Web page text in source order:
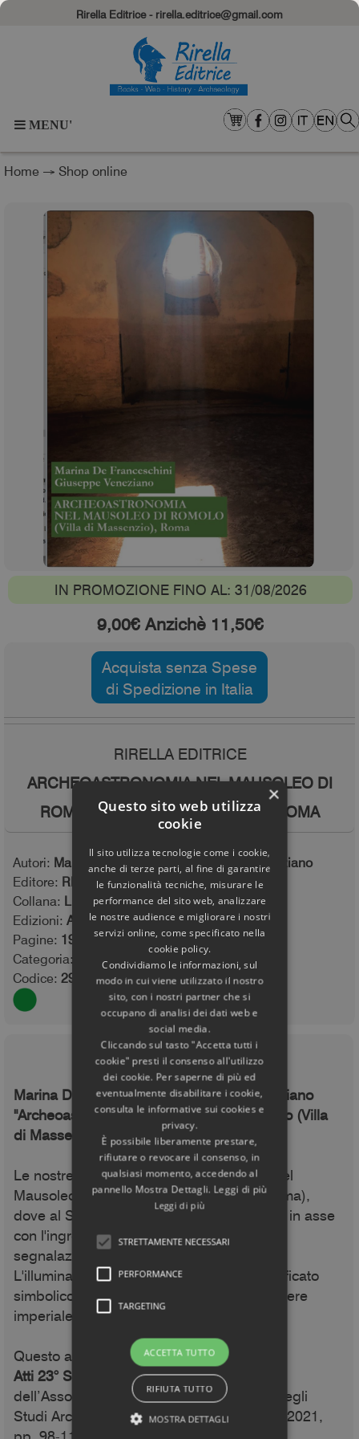
Rirella Editrice - rirella.editrice@gmail.com
MENU'
Home → Shop online
IN PROMOZIONE FINO AL: 31/08/2026
9,00€ Anzichè 11,50€
Acquista senza Spese
di Spedizione in Italia
RIRELLA EDITRICE
ARCHEOASTRONOMIA NEL MAUSOLEO DI
ROMOLO (VILLA DI MASSENZIO) ROMA
Autori: Marina De Franceschini Giuseppe Veneziano
Editore: RIRELLA EDITRICE
Collana: Libri acquistabili qui
Edizioni:ALSSA
Pagine: 19 - Immagini:23
Categoria:
Archeoastronomia
Codice:2912 - Part: 0011
Marina De Franceschini - Giuseppe Veneziano
"Archeoastronomia nel Mausoleo di Romolo (Villa
di Massenzio) Roma"
Le nostre scoperte di Archeoastronomia nel
Mausoleo di Romolo sulla via Appia (a Roma),
dove al Solstizio d'inverno il Sole tramonta in asse
con l'ingresso principale, grazie ad una
segnalazione del professor Brunelli.
L'illuminazione aveva un ben preciso significato
simbolico legato alla legittimazione del potere
imperiale.
Questo articolo è stato pubblicato negli
Atti 23° Seminario di Archeoastronomia
dell’Associazione Ligure per lo Sviluppo degli
Studi Archeoastronomici (ALSSA) Genova 2021,
×
Questo sito web utilizza
cookie
Il sito utilizza tecnologie come i cookie,
anche di terze parti, al fine di garantire
le funzionalità tecniche, misurare le
performance del sito web, analizzare
le nostre audience e migliorare i nostri
servizi online, come specificato nella
cookie policy.
Condividiamo le informazioni, sul
modo in cui viene utilizzato il nostro
sito, con i nostri partner che si
occupano di analisi dei dati web e
social media.
Cliccando sul tasto "Accetta tutti i
cookie" presti il consenso all'utilizzo
dei cookie. Per saperne di più ed
eventualmente disabilitare i cookie,
consulta le informative sui cookies e
privacy.
È possibile liberamente prestare,
rifiutare o revocare il consenso, in
qualsiasi momento, accedendo al
pannello Mostra Dettagli. Leggi di più
Leggi di più
STRETTAMENTE NECESSARI
PERFORMANCE
TARGETING
ACCETTA TUTTO
RIFIUTA TUTTO
MOSTRA DETTAGLI